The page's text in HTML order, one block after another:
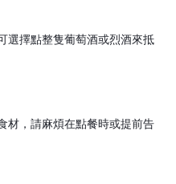
選擇點整隻葡萄酒或烈酒來抵
材，請麻煩在點餐時或提前告